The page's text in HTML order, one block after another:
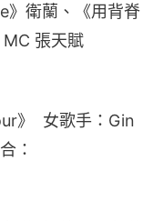
衛蘭、《用背脊
張天賦
》  女歌手：Gin
：